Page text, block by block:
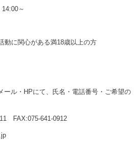
～
動に関心がある満18歳以上の方
ール・HPにて、氏名・電話番号・ご希望の
FAX:075-641-0912